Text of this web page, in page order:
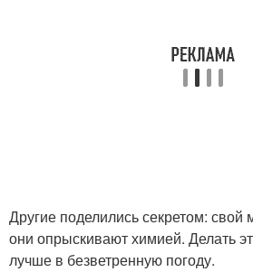
Другие поделились секретом: свой
они опрыскивают химией. Делать
лучше в безветренную погоду.